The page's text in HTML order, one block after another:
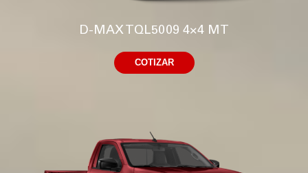
D-MAX TQL5009 4×4 MT
COTIZAR